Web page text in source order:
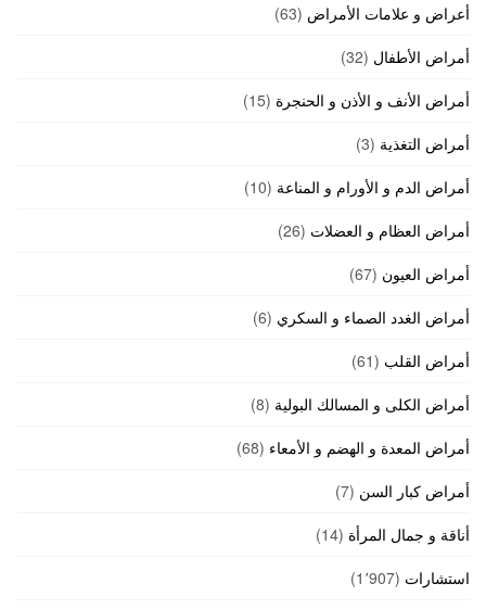
أعراض و علامات الأمراض (63)
أمراض الأطفال (32)
أمراض الأنف و الأذن و الحنجرة (15)
أمراض التغذية (3)
أمراض الدم و الأورام و المناعة (10)
أمراض العظام و العضلات (26)
أمراض العيون (67)
أمراض الغدد الصماء و السكري (6)
أمراض القلب (61)
أمراض الكلى و المسالك البولية (8)
أمراض المعدة و الهضم و الأمعاء (68)
أمراض كبار السن (7)
أناقة و جمال المرأة (14)
استشارات (1٬907)